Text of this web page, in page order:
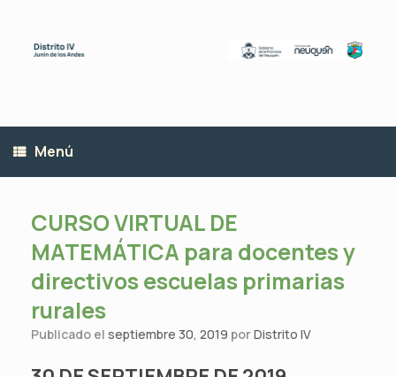
contenido
Menú
CURSO VIRTUAL DE
MATEMÁTICA para docentes y
directivos escuelas primarias
rurales
Publicado el septiembre 30, 2019 porDistrito IV